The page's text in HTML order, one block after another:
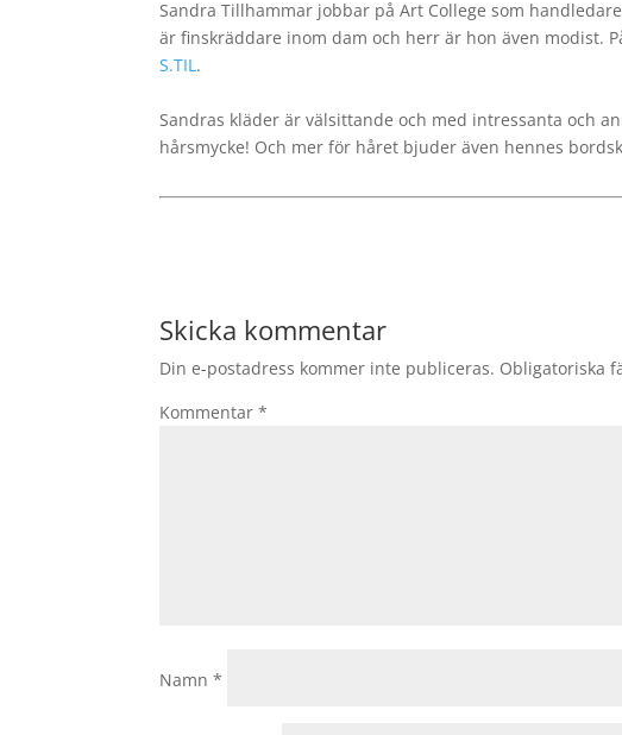
Sandra Tillhammar jobbar på Art College som
ärfinskräddare inom dam och herr är hon även modist.
S.TIL.
Sandras kläder är välsittande och med intressanta och
hårsmycke! Och mer för håret bjuder även hennes
Skicka kommentar
Din e-postadress kommer inte publiceras. Obligatoriska
Kommentar*
Namn*